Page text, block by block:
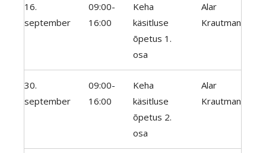
16.
september
09:00-
16:00
Keha
käsitluse
õpetus 1.
osa
Alar
Krautman
30.
september
09:00-
16:00
Keha
käsitluse
õpetus 2.
osa
Alar
Krautman